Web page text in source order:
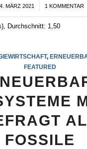
MÄRZ 2021
/ 1 KOMMENTAR
Durchschnitt: 1,50
,
FEATURED
FOSSILE